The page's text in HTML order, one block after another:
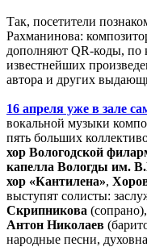
Так, посетители
Рахманинова:
дополняют QR-коды, по
известнейших
автора и других
16 апреля уже в зале
вокальной музыки
пять больших
хор Вологодской
капелла Вологды им.
хор «Кантилена»,
выступят солисты:
Скрипникова (сопрано),
Антон Николаев
народные песни,